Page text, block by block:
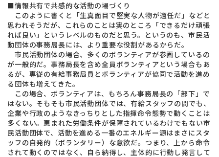
■情報共有で共感的な活動の場づくり
このように書くと「生真面目で堅実な人物が適任だ」などと
思われそうだが、これらのことは実のところ「できるだけ頑張
れば良い」というレベルのものだと思う。というのも、市民活
動団体の事務局長には、より重要な役割があるからだ。
市民活動団体の場合、多くのボランティアが参画しているの
が一般的だ。事務局長を含め全員ボランティアという場合もあ
るが、専従の有給事務局員とボランティアが協同で活動を進め
る団体も増えてきた。
この場合、ボランティアは、もちろん事務局長の「部下」で
はない。そもそも市民活動団体では、有給スタッフの間でも、
企業や行政のようなきっちりとした指揮命令態勢で動くことは
多くない。恵まれた労働条件が保障されているわけでもない市
民活動団体で、活動を進める一番のエネルギー源はまさにスタ
ッフの自発的（ボランタリー）な意欲だ。つまり、上から命令
されて動くのではなく、自ら納得し、主体的に行動し発言して